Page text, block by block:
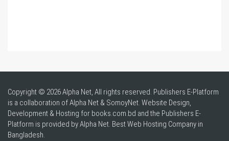
Copyright © 2026 Alpha Net, All rights reserved. Publishers E-Platform
is a collaboration of Alpha Net & SomoyNet. Website Design,
Development & Hosting for books.com.bd and the Publishers E-
Platform is provided by Alpha Net. BestWeb Hosting Company in
Bangladesh.